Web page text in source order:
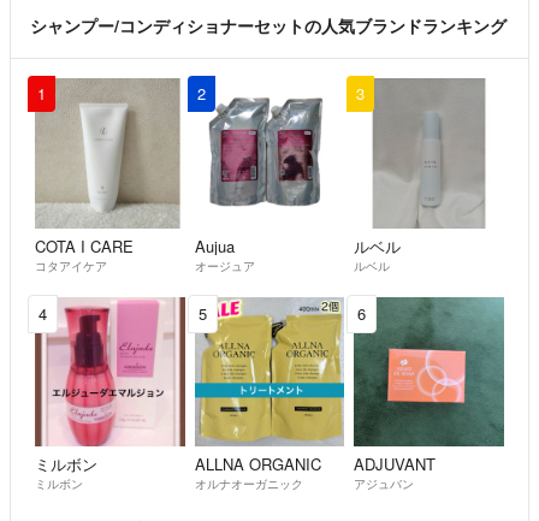
シャンプー/コンディショナーセットの人気ブランドランキング
1
COTA I CARE
コタアイケア
2
Aujua
オージュア
3
ルベル
ルベル
4
ミルボン
ミルボン
5
ALLNA ORGANIC
オルナオーガニック
6
ADJUVANT
アジュバン